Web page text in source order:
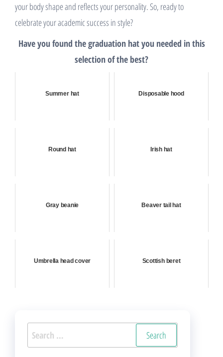
your body shape and reflects your personality. So, ready to
celebrate your academic success in style?
Have you found the graduation hat you needed in this
selection of the best?
Summer hat Disposable hood
Round hat Irish hat
Gray beanie Beaver tail hat
Umbrella head cover Scottish beret
Search
for: